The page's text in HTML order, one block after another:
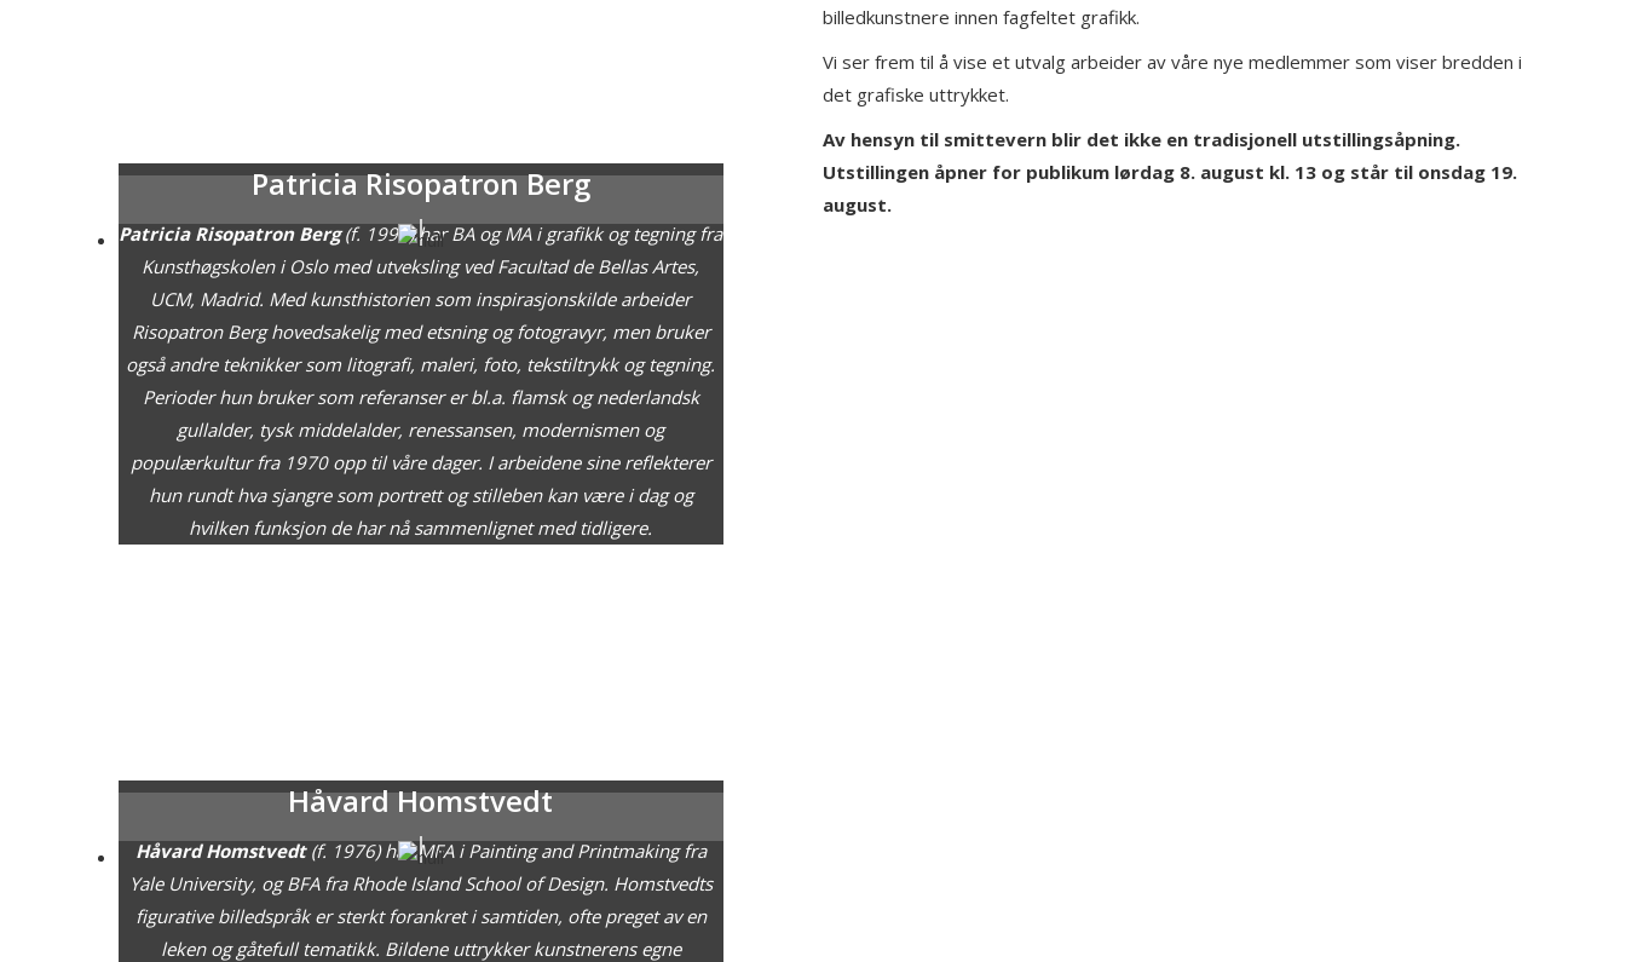
Patricia Risopatron Berg
Patricia Risopatron Berg(f. 1995) har BA og MA i grafikk og tegning fra
Kunsthøgskolen i Oslo med utveksling ved Facultad de Bellas Artes,
UCM, Madrid. Med kunsthistorien som inspirasjonskilde arbeider
Risopatron Berg hovedsakelig med etsning og fotogravyr, men bruker
også andre teknikker som litografi, maleri, foto, tekstiltrykk og tegning.
Perioder hun bruker som referanser er bl.a. flamsk og nederlandsk
gullalder, tysk middelalder, renessansen, modernismen og
populærkultur fra 1970 opp til våre dager. I arbeidene sine reflekterer
hun rundt hva sjangre som portrett og stilleben kan være i dag og
hvilken funksjon de har nå sammenlignet med tidligere.
Håvard Homstvedt
Håvard Homstvedt(f. 1976) har MFA i Painting and Printmaking fra
Yale University, og BFA fra Rhode Island School of Design. Homstvedts
figurative billedspråk er sterkt forankret i samtiden, ofte preget av en
leken og gåtefull tematikk. Bildene uttrykker kunstnerens egne
billedkunstnere innen fagfeltet grafikk.
Vi ser frem til å vise et utvalg arbeider av våre nye medlemmer som viser bredden i
det grafiske uttrykket.
Av hensyn til smittevern blir det ikke en tradisjonell utstillingsåpning.
Utstillingen åpner for publikum lørdag 8. august kl. 13 og står til onsdag 19.
august.